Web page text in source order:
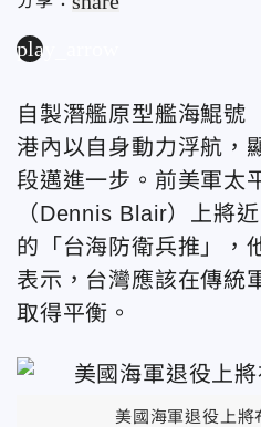
play_arrow
自製潛艦原型艦海鯤號
港內以自身動力浮航，
段邁進一步。前美軍太
（Dennis Blair）上將
的「台海防衛兵推」，
表示，台灣應該在傳統
取得平衡。
美國海軍退役上將